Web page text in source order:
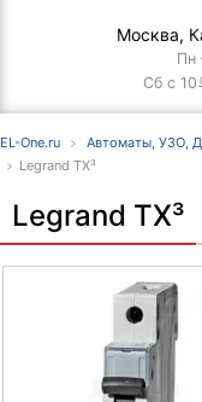
Москва,
Пн
Сб с 10
EL-One.ru Автоматы, УЗО,
Legrand TX³
Legrand TX³